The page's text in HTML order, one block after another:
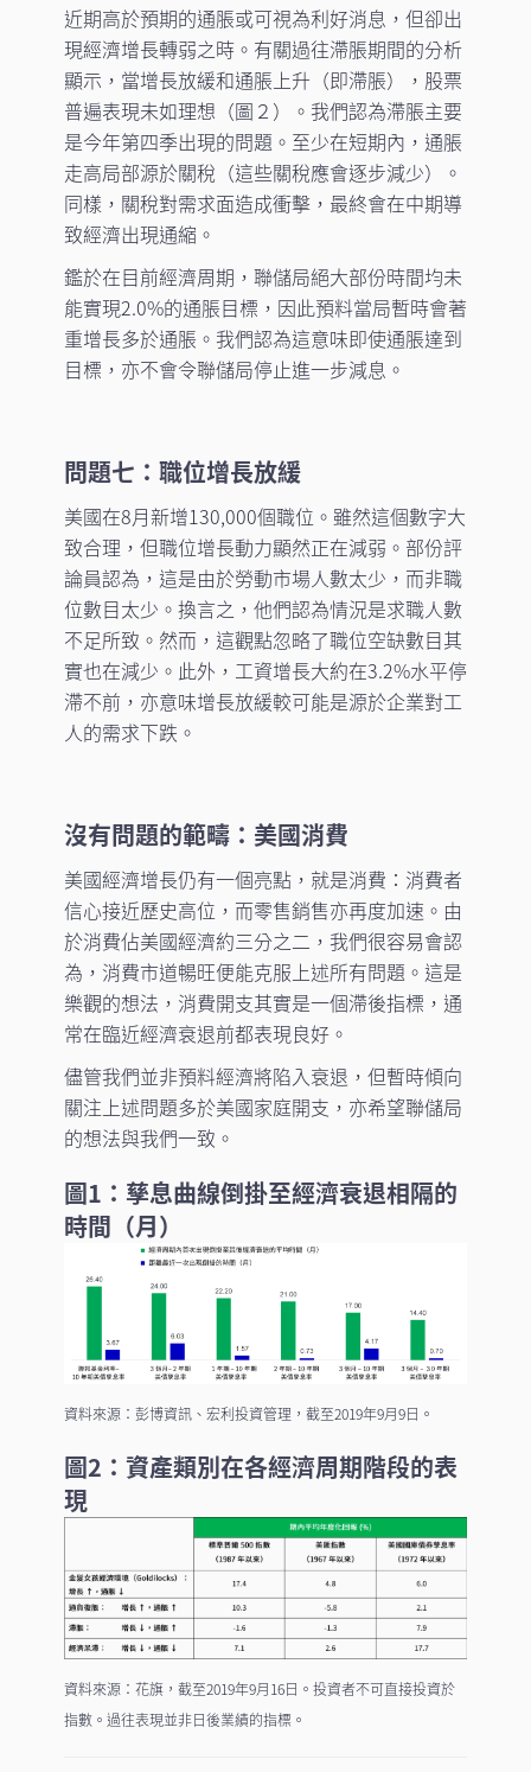
近期高於預期的通脹或可視為利好消息，但卻出
現經濟增長轉弱之時。有關過往滯脹期間的分析
顯示，當增長放緩和通脹上升（即滯脹），股票
普遍表現未如理想（圖２）。我們認為滯脹主要
是今年第四季出現的問題。至少在短期內，通脹
走高局部源於關稅（這些關稅應會逐步減少）。
同樣，關稅對需求面造成衝擊，最終會在中期導
致經濟出現通縮。
鑑於在目前經濟周期，聯儲局絕大部份時間均未
能實現2.0%的通脹目標，因此預料當局暫時會著
重增長多於通脹。我們認為這意味即使通脹達到
目標，亦不會令聯儲局停止進一步減息。
問題七：職位增長放緩
美國在8月新增130,000個職位。雖然這個數字大
致合理，但職位增長動力顯然正在減弱。部份評
論員認為，這是由於勞動市場人數太少，而非職
位數目太少。換言之，他們認為情況是求職人數
不足所致。然而，這觀點忽略了職位空缺數目其
實也在減少。此外，工資增長大約在3.2%水平停
滯不前，亦意味增長放緩較可能是源於企業對工
人的需求下跌。
沒有問題的範疇：美國消費
美國經濟增長仍有一個亮點，就是消費：消費者
信心接近歷史高位，而零售銷售亦再度加速。由
於消費佔美國經濟約三分之二，我們很容易會認
為，消費市道暢旺便能克服上述所有問題。這是
樂觀的想法，消費開支其實是一個滯後指標，通
常在臨近經濟衰退前都表現良好。
儘管我們並非預料經濟將陷入衰退，但暫時傾向
關注上述問題多於美國家庭開支，亦希望聯儲局
的想法與我們一致。
圖1：孳息曲線倒掛至經濟衰退相隔的
時間（月）
資料來源：彭博資訊、宏利投資管理，截至2019年9月9日。
圖2：資產類別在各經濟周期階段的表
現
資料來源：花旗，截至2019年9月16日。投資者不可直接投資於
指數。過往表現並非日後業績的指標。